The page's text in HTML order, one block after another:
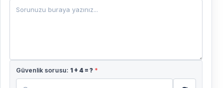
Güvenlik sorusu: 1 + 4 = ? *